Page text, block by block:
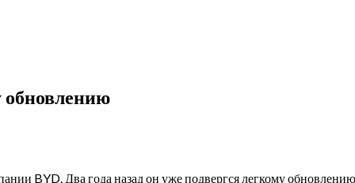
обновлению
BYD. Два года назад он уже подвергся легкому